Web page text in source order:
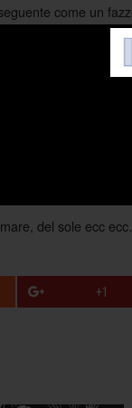
come un
però del
vengono
stile
è il fatto di
sociale con
del sole ecc ecc…
+1